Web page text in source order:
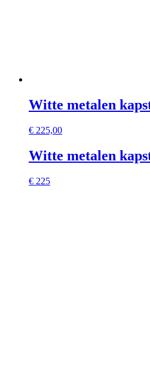
Witte metalen
€ 225,00
Witte metalen
€ 225